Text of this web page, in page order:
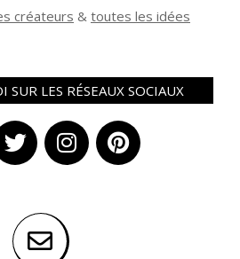
créateurs & toutes les idées
SUR LES RÉSEAUX SOCIAUX